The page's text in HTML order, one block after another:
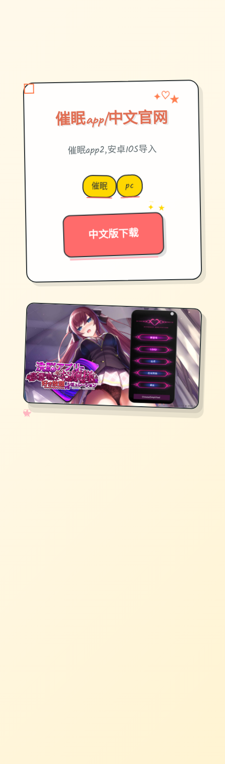
催眠app|中文官网
✦ ♡ ★
催眠app2,安卓IOS导入
催眠 pc
中文版下载
→
✦ ★
✧
♡
★
♥